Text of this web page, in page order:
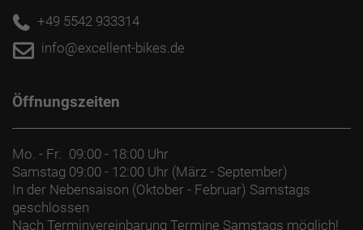
+49 5542 933314
info@excellent-bikes.de
Öffnungszeiten
Mo. - Fr. 09:00 - 18:00 Uhr
Samstag 09:00 - 12:00 Uhr (März - September)
In der Nebensaison (Oktober - Februar) Samstags
geschlossen
Nach Terminvereinbarung Termine Samstags möglich!